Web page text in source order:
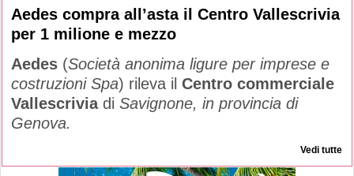
Aedes compra all’asta il Centro Vallescrivia
per 1 milione e mezzo
Aedes (Società anonima ligure per imprese e
costruzioni Spa) rileva il Centro commerciale
Vallescriviadi Savignone, in provincia di
Genova.
Vedi tutte